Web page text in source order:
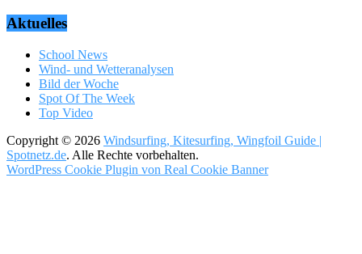
Aktuelles
School News
Wind- und Wetteranalysen
Bild der Woche
Spot Of The Week
Top Video
Copyright © 2026 Windsurfing, Kitesurfing, Wingfoil Guide |
Spotnetz.de. Alle Rechte vorbehalten.
WordPress Cookie Plugin von Real Cookie Banner